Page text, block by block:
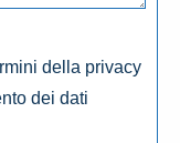
della privacy
dei dati